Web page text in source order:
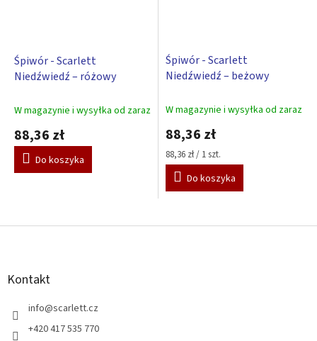
Śpiwór - Scarlett
Niedźwiedź – różowy
W magazynie i wysyłka od zaraz
88,36 zł
Do koszyka
Śpiwór - Scarlett
Niedźwiedź – beżowy
W magazynie i wysyłka od zaraz
88,36 zł
Cena
jednostkowa:
88,36 zł / 1 szt.
Do koszyka
S
Kontakt
info@scarlett.cz
+420 417 535 770